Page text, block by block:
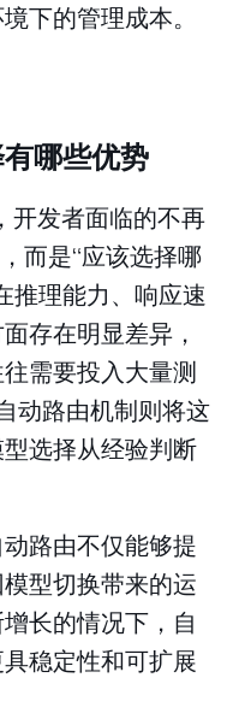
下的管理成本。
哪些优势
开发者面临的不再
而是“应该选择哪
推理能力、响应速
存在明显差异，
需要投入大量测
动路由机制则将这
选择从经验判断
路由不仅能够提
型切换带来的运
长的情况下，自
稳定性和可扩展